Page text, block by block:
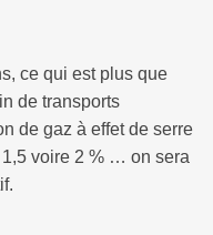
ce qui est plus que
de transports
de gaz à effet de serre
1,5 voire 2 % … on sera